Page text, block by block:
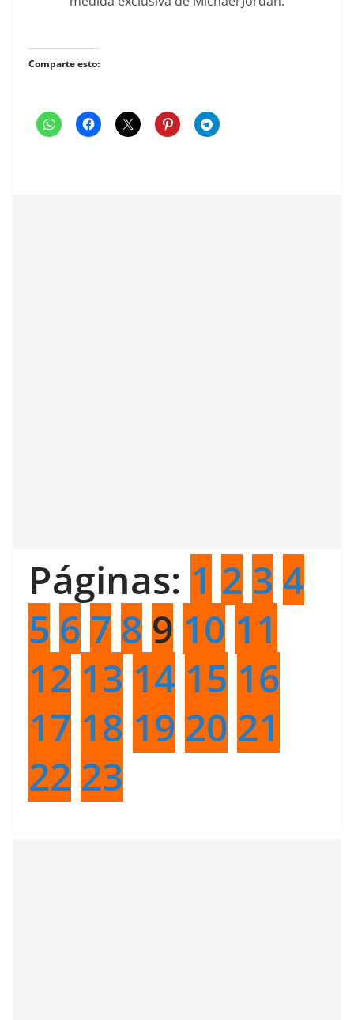
Comparte esto:
Páginas: 1 2 3 4
5 6 7 8 9 10 11
12 13 14 15 16
17 18 19 20 21
22 23